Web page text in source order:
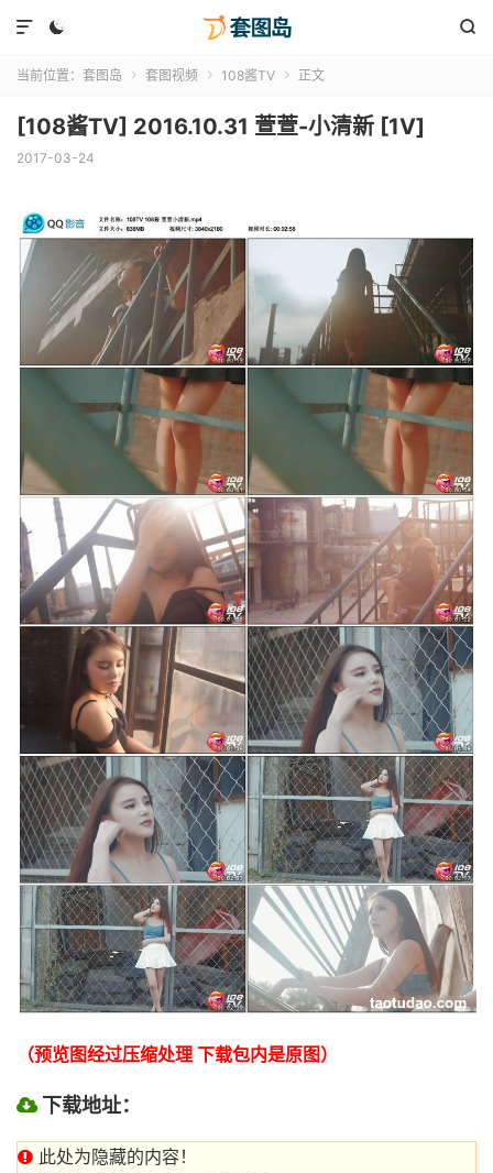
 

当前位置： 套图岛  套图视频  108酱TV  正文
[108酱TV] 2016.10.31 萱萱-小清新 [1V]
2017-03-24
（预览图经过压缩处理 下载包内是原图）
下载地址：
此处为隐藏的内容！